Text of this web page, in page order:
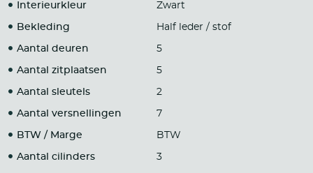
Interieurkleur Zwart
Bekleding Half leder / stof
Aantal deuren 5
Aantal zitplaatsen 5
Aantal sleutels 2
Aantal versnellingen 7
BTW / Marge BTW
Aantal cilinders 3